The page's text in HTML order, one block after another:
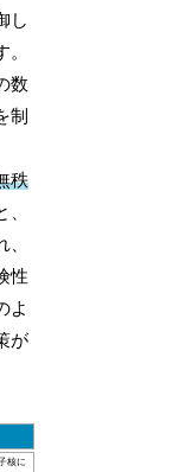
し
数
制
秩
、
性
よ
が
核に